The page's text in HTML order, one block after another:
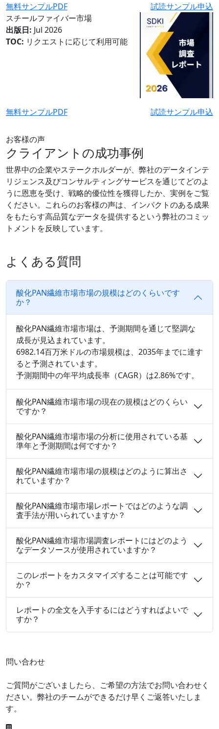
無料サンプルPDF
試読サンプル申込
スチールファイバー市場
出版日: Jul 2026
TOC: リクエストに応じて利用可能
無料サンプルPDF 試読サンプル申込
お客様の声
クライアントの成功事例
世界中の企業やステークホルダーが、弊社のデータインテ
リジェンス及びコンサルティングサービスを通じてどのよ
うに恩恵を受け、戦略的優位性を獲得したか、実例をご覧
ください。これらのお客様の声は、インパクトのある成果
をもたらす高品質なデータを提供するという弊社のコミッ
トメントを反映しています。
よくある質問
酸化PAN繊維市場市場の規模はどのくらいです
か？
酸化PAN繊維市場市場は、予測期間を通じて堅調な
成長が見込まれています。
6982.14百万米ドルの市場規模は、2035年までに達す
ると予測されています。
予測期間中の年平均成長率（CAGR）は2.86%です。
酸化PAN繊維市場市場の現在の規模はどのくらい
ですか？
酸化PAN繊維市場市場の分析に使用されている基
準年と予測期間は何ですか？
酸化PAN繊維市場市場の規模はどのように算出さ
れていますか？
酸化PAN繊維市場市場レポートではどのような調
査手法が用いられていますか？
酸化PAN繊維市場市場調査レポートにはどのよう
なデータソースが使用されていますか？
このレポートをカスタマイズすることは可能です
か？
レポートの全文を入手するにはどうすればよいで
すか？
問い合わせ
ご質問がございましたら、ご希望の方法でお問い合わせく
ださい。弊社のチームができるだけ早くご返答いたしま
す。